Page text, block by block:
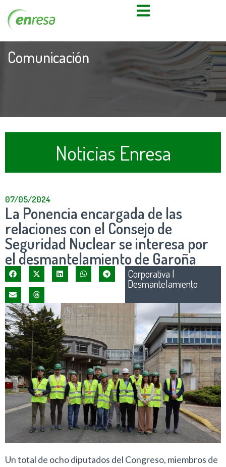
Comunicación
Noticias Enresa
07/05/2024
La Ponencia encargada de las
relaciones con el Consejo de
Seguridad Nuclear se interesa por
el desmantelamiento de Garoña
Corporativa |
Desmantelamiento
Un total de ocho diputados del Congreso, miembros de